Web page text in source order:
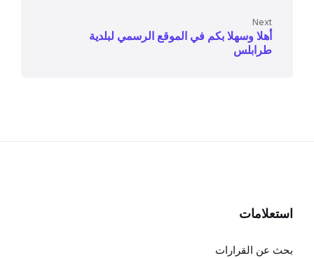
Next
أهلا وسهلا بكم في الموقع الرسمي لبلدية
طرابلس
استعلامات
بحث عن القرارات